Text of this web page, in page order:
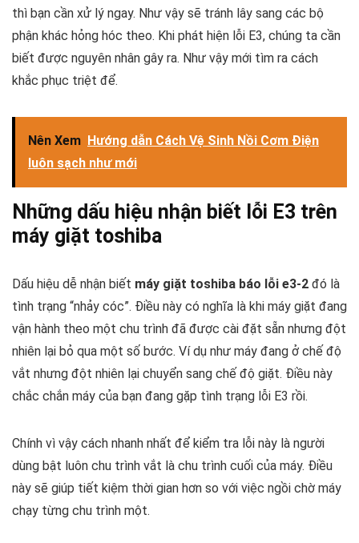
thì bạn cần xử lý ngay. Như vậy sẽ tránh lây sang các bộ
phận khác hỏng hóc theo. Khi phát hiện lỗi E3, chúng ta cần
biết được nguyên nhân gây ra. Như vậy mới tìm ra cách
khắc phục triệt để.
Nên Xem Hướng dẫn Cách Vệ Sinh Nồi Cơm Điện
luôn sạch như mới
Những dấu hiệu nhận biết lỗi E3 trên
máy giặt toshiba
Dấu hiệu dễ nhận biết máy giặt toshiba báo lỗi e3-2 đó là
tình trạng “nhảy cóc”. Điều này có nghĩa là khi máy giặt đang
vận hành theo một chu trình đã được cài đặt sẵn nhưng đột
nhiên lại bỏ qua một số bước. Ví dụ như máy đang ở chế độ
vắt nhưng đột nhiên lại chuyển sang chế độ giặt. Điều này
chắc chắn máy của bạn đang gặp tình trạng lỗi E3 rồi.
Chính vì vậy cách nhanh nhất để kiểm tra lỗi này là người
dùng bật luôn chu trình vắt là chu trình cuối của máy. Điều
này sẽ giúp tiết kiệm thời gian hơn so với việc ngồi chờ máy
chạy từng chu trình một.